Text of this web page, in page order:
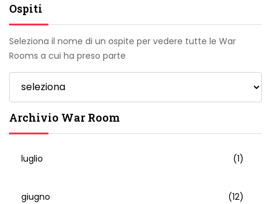
Ospiti
Seleziona il nome di un ospite per vedere tutte le War
Rooms a cui ha preso parte
Archivio War Room
luglio (1)
giugno (12)